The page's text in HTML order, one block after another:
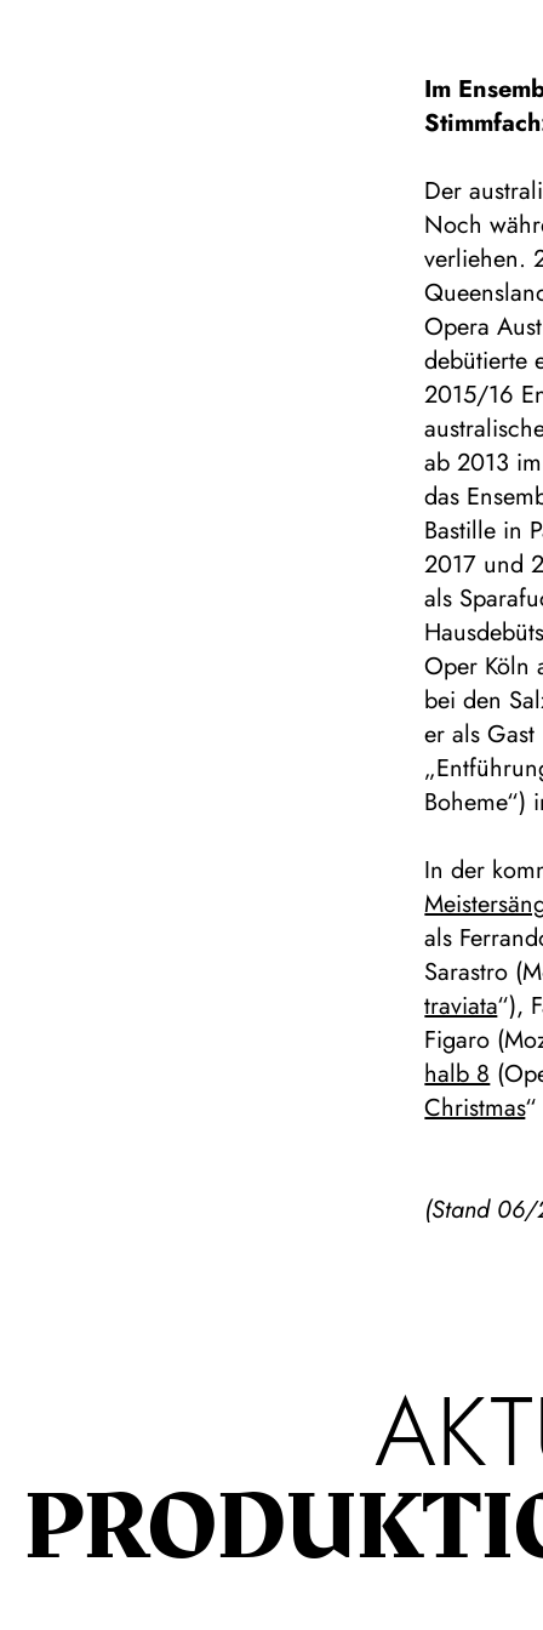
Im
Der
Noch
verliehen.
Opera
debütierte
2015/16
ab 2013
das
Bastille in
2017 und
als
Oper Köln
bei den
er als
Boheme“)
In der
als
Sarastro
traviata“),
Figaro
halb 8
Christmas
(Stand